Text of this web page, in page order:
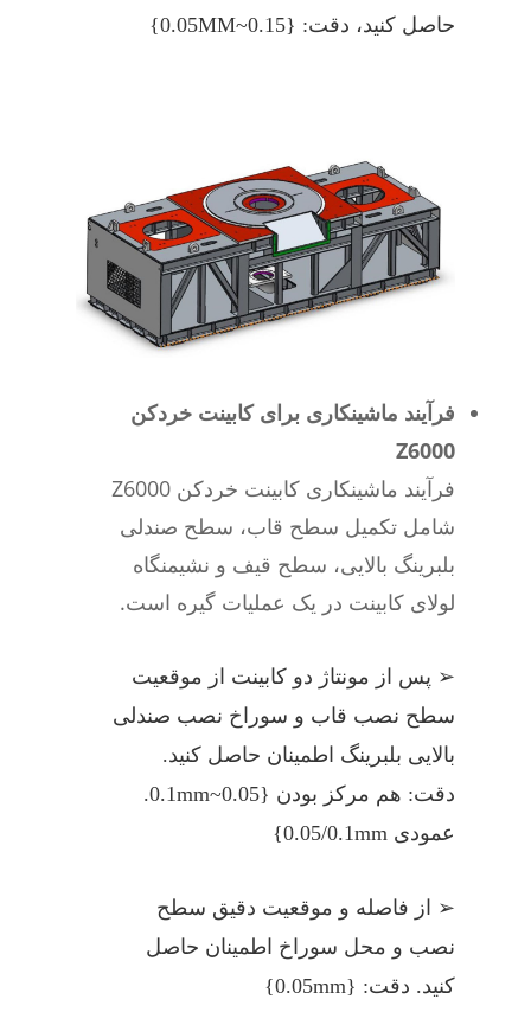
حاصل کنید، دقت: {0.05MM~0.15}
فرآیند ماشینکاری برای کابینت خردکن
Z6000
فرآیند ماشینکاری کابینت خردکن Z6000
شامل تکمیل سطح قاب، سطح صندلی
بلبرینگ بالایی، سطح قیف و نشیمنگاه
لولای کابینت در یک عملیات گیره است.
➢ پس از مونتاژ دو کابینت از موقعیت
سطح نصب قاب و سوراخ نصب صندلی
بالایی بلبرینگ اطمینان حاصل کنید.
دقت: هم مرکز بودن {0.05~0.1mm.
عمودی 0.05/0.1mm}
➢ از فاصله و موقعیت دقیق سطح
نصب و محل سوراخ اطمینان حاصل
کنید. دقت: {0.05mm}